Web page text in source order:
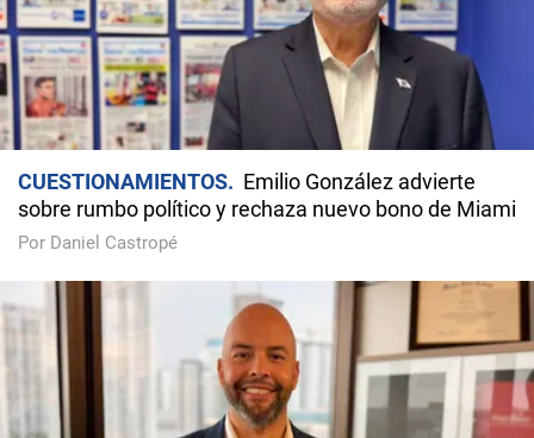
CUESTIONAMIENTOS
Emilio González advierte
sobre rumbo político y rechaza nuevo bono de Miami
Por Daniel Castropé